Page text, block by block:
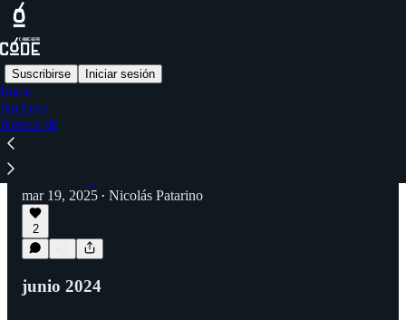
Suscribirse Iniciar sesión
Inicio
Archivo
Acerca de
Feliz día del Padre
mar 19, 2025 • Nicolás Patarino
2
junio 2024